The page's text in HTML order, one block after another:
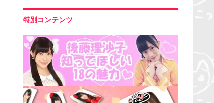
特別コンテンツ